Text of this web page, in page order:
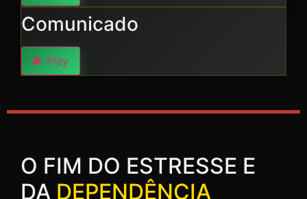
Comunicado
▶ Play
O FIM DO ESTRESSE E
DA DEPENDÊNCIA